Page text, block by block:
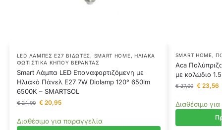
LED ΛΆΜΠΕΣ E27 ΒΙΔΩΤΈΣ, SMART HOME, ΗΛΙΑΚΆ
ΦΩΤΙΣΤΙΚΆ ΚΉΠΟΥ ΒΕΡΆΝΤΑΣ
Smart Λάμπα LED Επαναφορτιζόμενη με
Ηλιακό Πάνελ E27 7W Diolamp 120° 650lm
6500K – SMARTSOL
€24,00 €20,95
Διαθέσιμο για παραγγελία
SMART HOME,
Aca
με καλώδιο
€27,00 €23,56
Διαθέσιμο